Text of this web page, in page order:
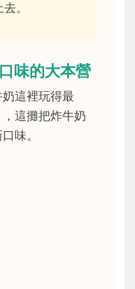
。
味的大本營
這裡玩得最
這攤把炸牛奶
味。